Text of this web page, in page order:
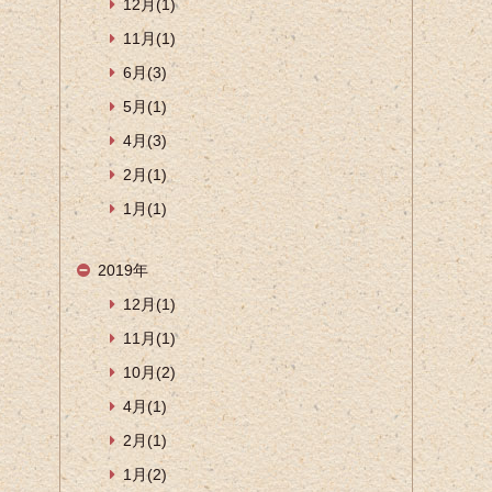
12月(1)
11月(1)
6月(3)
5月(1)
4月(3)
2月(1)
1月(1)
2019年
12月(1)
11月(1)
10月(2)
4月(1)
2月(1)
1月(2)